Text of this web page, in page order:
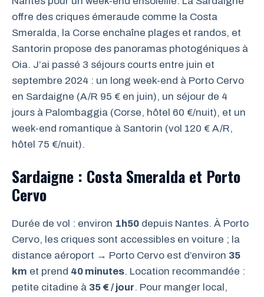
offre des criques émeraude comme la Costa
Smeralda, la Corse enchaîne plages et randos, et
Santorin propose des panoramas photogéniques à
Oia. J’ai passé 3 séjours courts entre juin et
septembre 2024 : un long week-end à Porto Cervo
en Sardaigne (A/R 95 € en juin), un séjour de 4
jours à Palombaggia (Corse, hôtel 60 €/nuit), et un
week-end romantique à Santorin (vol 120 € A/R,
hôtel 75 €/nuit).
Sardaigne : Costa Smeralda et Porto
Cervo
Durée de vol : environ 1h50 depuis Nantes. À Porto
Cervo, les criques sont accessibles en voiture ; la
distance aéroport → Porto Cervo est d’environ 35
km et prend 40 minutes. Location recommandée :
petite citadine à 35 € / jour. Pour manger local,